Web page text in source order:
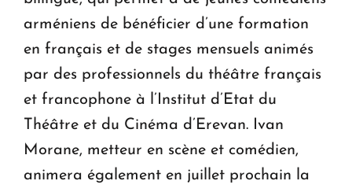
arméniens de bénéficier d’une formation
en français et de stages mensuels animés
par des professionnels du théâtre français
et francophone à l’Institut d’Etat du
Théâtre et du Cinéma d’Erevan. Ivan
Morane, metteur en scène et comédien,
animera également en juillet prochain la